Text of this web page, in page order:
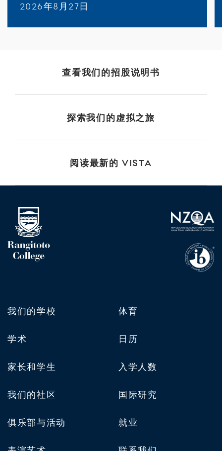
2026年8月27日
查看我们的招股说明书
探索我们的虚拟之旅
阅读最新的 VISTA
我们的学校
学术
家长和学生
我们的社区
俱乐部与活动
体育
日历
入学人数
国际研究
就业